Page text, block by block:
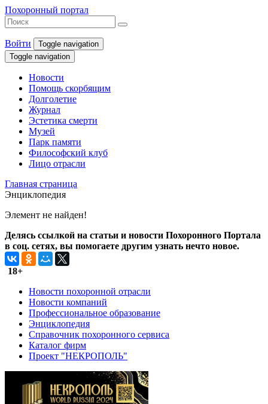
Похоронный портал
Войти
Toggle navigation
Toggle navigation
Новости
Помощь скорбящим
Долголетие
Журнал
Эстетика смерти
Музей
Парк памяти
Философский клуб
Лицо отрасли
Главная страница
Энциклопедия
Элемент не найден!
Делясь ссылкой на статьи и новости Похоронного Портала
в соц. сетях, вы помогаете другим узнать нечто новое.
18+
Новости похоронной отрасли
Новости компаний
Профессиональное образование
Энциклопедия
Справочник похоронного сервиса
Каталог фирм
Проект "НЕКРОПОЛЬ"